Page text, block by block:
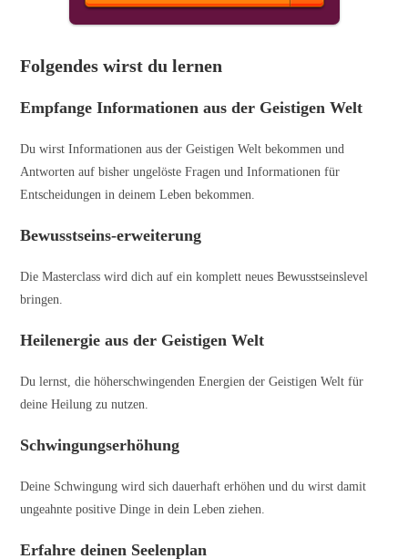
Folgendes wirst du lernen
Empfange Informationen aus der Geistigen Welt
Du wirst Informationen aus der Geistigen Welt bekommen und
Antworten auf bisher ungelöste Fragen und Informationen für
Entscheidungen in deinem Leben bekommen.
Bewusstseins-erweiterung
Die Masterclass wird dich auf ein komplett neues Bewusstseinslevel
bringen.
Heilenergie aus der Geistigen Welt
Du lernst, die höherschwingenden Energien der Geistigen Welt für
deine Heilung zu nutzen.
Schwingungserhöhung
Deine Schwingung wird sich dauerhaft erhöhen und du wirst damit
ungeahnte positive Dinge in dein Leben ziehen.
Erfahre deinen Seelenplan